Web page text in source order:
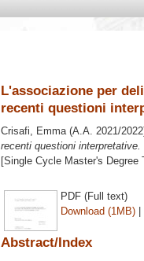
L'associazione per
recenti questioni
Crisafi, Emma(A.A. 2021/
recenti questioni interpretative.
[Single Cycle Master's Degree
PDF (Full text)
Download (1MB) |
Abstract/Index